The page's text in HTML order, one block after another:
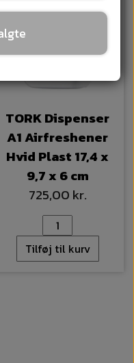
TORK Dispenser
A1 Airfreshener
Hvid Plast 17,4 x
9,7 x 6 cm
725,00 kr.
Tilføj til kurv